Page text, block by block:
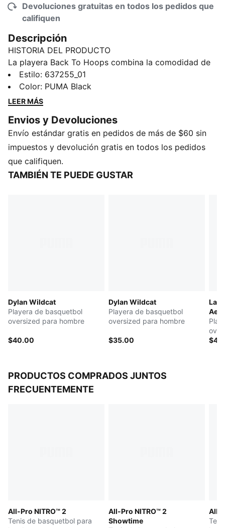
Devoluciones gratuitas en todos los pedidos que
califiquen
Descripción
HISTORIA DEL PRODUCTO
La playera Back To Hoops combina la comodidad de
una playera oversized con toda la actitud de la
cancha. Esta playera te permite moverte con facilidad
y lucir tu pasión por el basquetbol.
Producto fabricado con al menos un 20 % de algodón
reciclado
DETALLES
Producto diseñado para: Lifestyle by PUMA
Corte: oversized
Estilo: 637255_01
Color: PUMA Black
LEER MÁS
Envios y Devoluciones
Envío estándar gratis en pedidos de más de $60 sin
impuestos y devolución gratis en todos los pedidos
que califiquen.
TAMBIÉN TE PUEDE GUSTAR
Dylan Wildcat
Playera de basquetbol
oversized para hombre
$40.00
Dylan Wildcat
Playera de basquetbol
oversized para hombre
$35.00
PRODUCTOS COMPRADOS JUNTOS
FRECUENTEMENTE
All-Pro NITRO™ 2
Tenis de basquetbol para
All-Pro NITRO™ 2
Showtime
All-